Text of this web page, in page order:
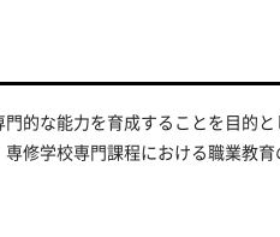
的な能力を育成することを目的
修学校専門課程における職業教育